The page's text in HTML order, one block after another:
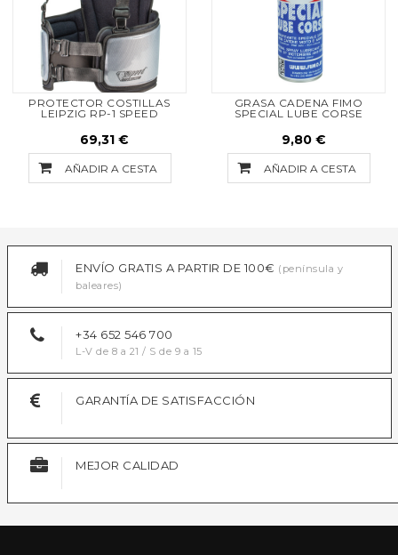
PROTECTOR COSTILLAS
LEIPZIG RP-1 SPEED
69,31 €
AÑADIR A CESTA
GRASA CADENA FIMO
SPECIAL LUBE CORSE
9,80 €
AÑADIR A CESTA
ENVÍO GRATIS A PARTIR DE 100€ (península y
baleares)
+34 652 546 700
L-V de 8 a 21 / S de 9 a 15
GARANTÍA DE SATISFACCIÓN
MEJOR CALIDAD